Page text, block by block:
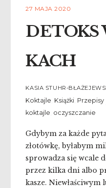
27 MAJA 2020
DETOKS
KACH
KASIA STUHR-
Koktajle Książki Przepisy
koktajle oczyszczanie
Gdybym za każde
złotówkę, byłabym
sprowadza się wcale
przez kilka dni albo
kasze. Niewłaściwym